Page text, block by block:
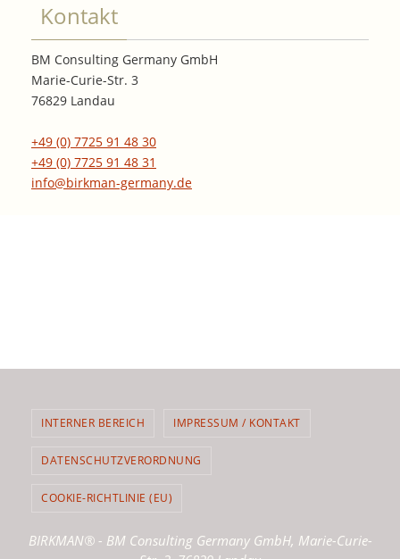
Kontakt
BM Consulting Germany GmbH
Marie-Curie-Str. 3
76829 Landau
+49 (0) 7725 91 48 30
+49 (0) 7725 91 48 31
info@birkman-germany.de
INTERNER BEREICH IMPRESSUM / KONTAKT
DATENSCHUTZVERORDNUNG
COOKIE-RICHTLINIE (EU)
BIRKMAN® - BM Consulting Germany GmbH, Marie-Curie-